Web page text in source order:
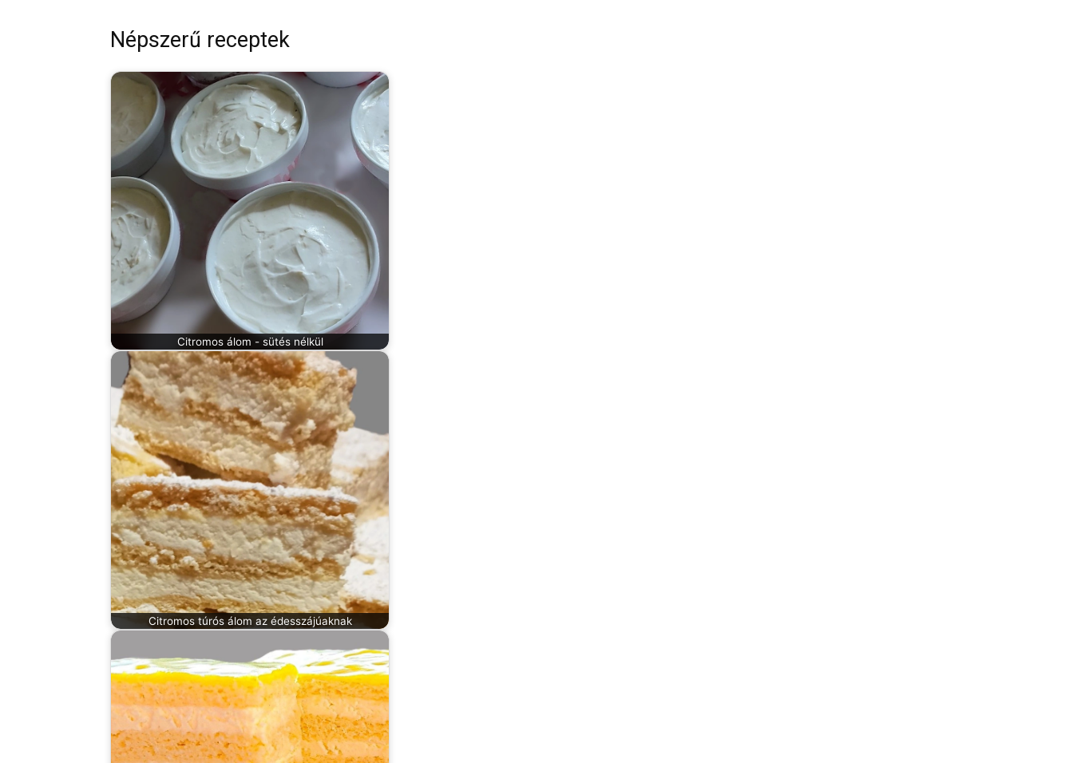
Népszerű receptek
Citromos álom - sütés nélkül
Citromos túrós álom az édesszájúaknak